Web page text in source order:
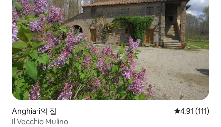
Anghiari의 집 평점 4.91점(5
4.91 (111)
Il Vecchio Mulino